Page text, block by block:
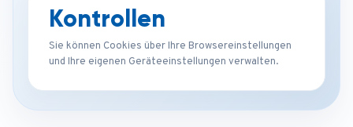
Kontrollen
Sie können Cookies über Ihre Browsereinstellungen
und Ihre eigenen Geräteeinstellungen verwalten.